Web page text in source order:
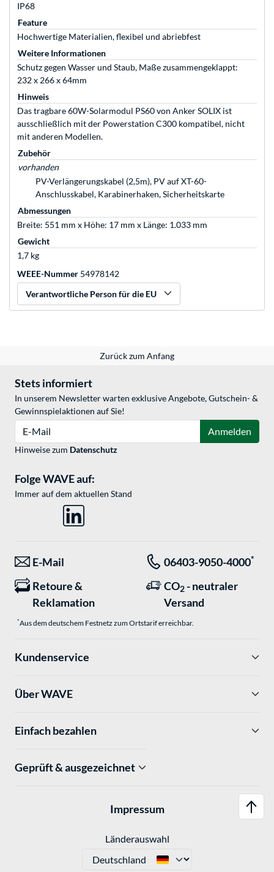
IP68
Feature
Hochwertige Materialien, flexibel und abriebfest
Weitere Informationen
Schutz gegen Wasser und Staub, Maße zusammengeklappt:
232 x 266 x 64mm
Hinweis
Das tragbare 60W-Solarmodul PS60 von Anker SOLIX ist
ausschließlich mit der Powerstation C300 kompatibel, nicht
mit anderen Modellen.
Zubehör
vorhanden
PV-Verlängerungskabel (2,5m), PV auf XT-60-
Anschlusskabel, Karabinerhaken, Sicherheitskarte
Abmessungen
Breite: 551 mm x Höhe: 17 mm x Länge: 1.033 mm
Gewicht
1,7 kg
WEEE-Nummer 54978142
Verantwortliche Person für die EU
Zurück zum Anfang
Stets informiert
In unserem Newsletter warten exklusive Angebote, Gutschein- &
Gewinnspielaktionen auf Sie!
Anmelden
Hinweise zum Datenschutz
Folge WAVE auf:
Immer auf dem aktuellen Stand
E-Mail 06403-9050-4000*
Retoure &
Reklamation
CO2 - neutraler
Versand
*Aus dem deutschem Festnetz zum Ortstarif erreichbar.
Kundenservice
Über WAVE
Einfach bezahlen
Geprüft & ausgezeichnet
Impressum
Länderauswahl